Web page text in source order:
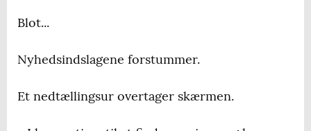
Blot...
Nyhedsindslagene forstummer.
Et nedtællingsur overtager skærmen.